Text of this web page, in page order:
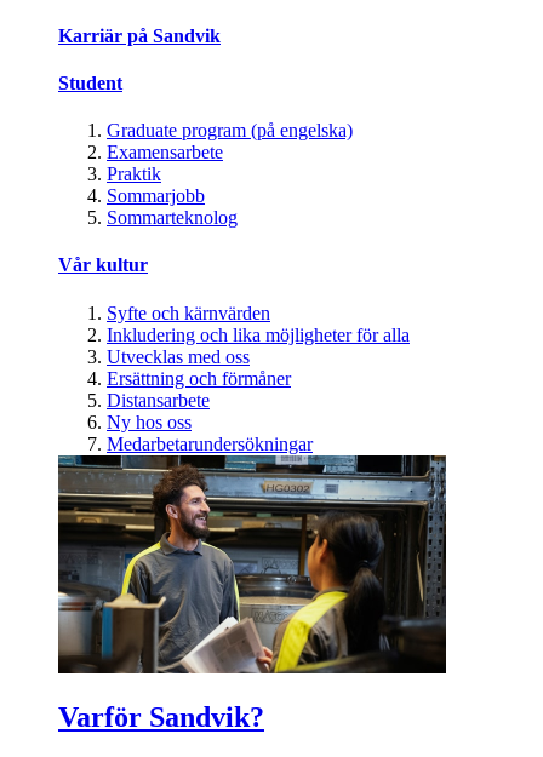
Karriär på Sandvik
Student
Graduate program (på engelska)
Examensarbete
Praktik
Sommarjobb
Sommarteknolog
Vår kultur
Syfte och kärnvärden
Inkludering och lika möjligheter för alla
Utvecklas med oss
Ersättning och förmåner
Distansarbete
Ny hos oss
Medarbetarundersökningar
Varför Sandvik?